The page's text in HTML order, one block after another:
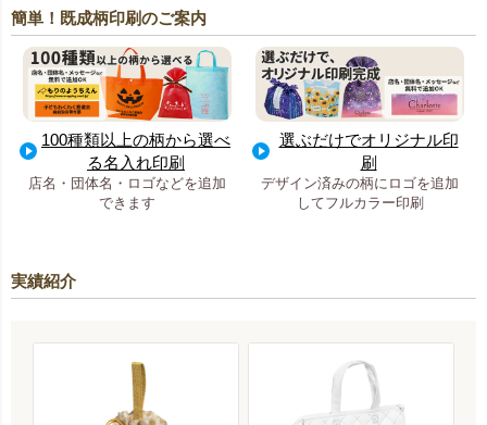
簡単！既成柄印刷のご案内
100種類以上の柄から選べ
る名入れ印刷
店名・団体名・ロゴなどを追加
できます
選ぶだけでオリジナル印
刷
デザイン済みの柄にロゴを追加
してフルカラー印刷
実績紹介